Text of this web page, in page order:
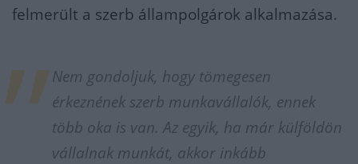
felmerült a szerb állampolgárok alkalmazása.
Nem gondoljuk, hogy tömegesen
érkeznének szerb munkavállalók, ennek
több oka is van. Az egyik, ha már külföldön
vállalnak munkát, akkor inkább